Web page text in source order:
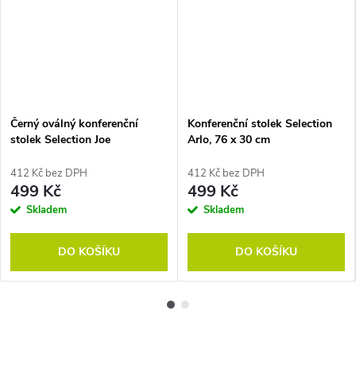
Černý oválný konferenční
stolek Selection Joe
412 Kč bez DPH
499 Kč
Skladem
DO KOŠÍKU
Konferenční stolek Selection
Arlo, 76 x 30 cm
412 Kč bez DPH
499 Kč
Skladem
DO KOŠÍKU